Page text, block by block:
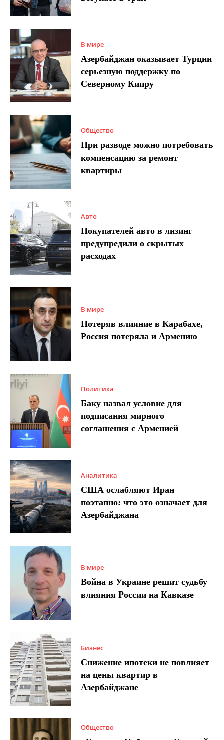
В мире
Азербайджан оказывает Турции
серьезную поддержку по
Северному Кипру
Общество
При разводе можно потребовать
компенсацию за ремонт
квартиры
Авто
Покупателей авто в лизинг
предупредили о скрытых
расходах
В мире
Потеряв влияние в Карабахе,
Россия потеряла и Армению
Политика
Баку назвал условие для
подписания мирного
соглашения с Арменией
Аналитика
США ослабляют Иран
поэтапно: что это означает для
Азербайджана
В мире
Война в Украине решит судьбу
влияния России на Кавказе
Бизнес
Снижение ипотеки не повлияет
на цены квартир в
Азербайджане
Общество